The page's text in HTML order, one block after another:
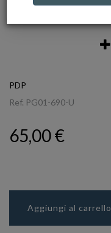
PDP
Ref. PG01-690-U
65,00 €
Aggiungi al carrello